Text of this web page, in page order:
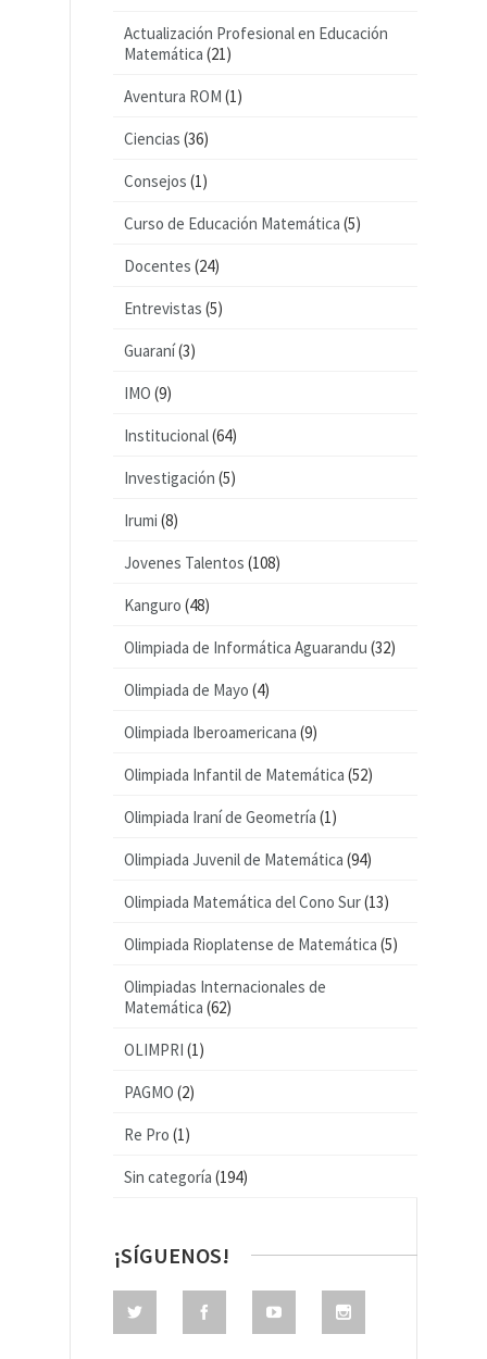
Actualización Profesional en Educación
Matemática (21)
Aventura ROM (1)
Ciencias (36)
Consejos (1)
Curso de Educación Matemática (5)
Docentes (24)
Entrevistas (5)
Guaraní(3)
IMO (9)
Institucional(64)
Investigación (5)
Irumi (8)
Jovenes Talentos (108)
Kanguro (48)
Olimpiada de Informática Aguarandu (32)
Olimpiada de Mayo (4)
Olimpiada Iberoamericana (9)
Olimpiada Infantil de Matemática (52)
Olimpiada Iraní de Geometría (1)
Olimpiada Juvenil de Matemática (94)
Olimpiada Matemática del Cono Sur(13)
Olimpiada Rioplatense de Matemática (5)
Olimpiadas Internacionales de
Matemática (62)
OLIMPRI (1)
PAGMO (2)
Re Pro (1)
Sin categoría (194)
¡SÍGUENOS!